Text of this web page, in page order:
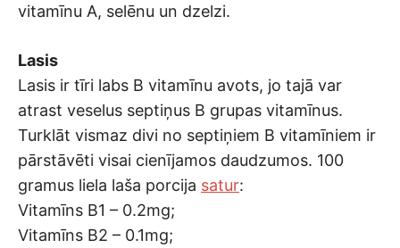
vitamīnu A, selēnu un dzelzi.
Lasis
Lasis ir tīri labs B vitamīnu avots, jo tajā var
atrast veselus septiņus B grupas vitamīnus.
Turklāt vismaz divi no septiņiem B vitamīniem ir
pārstāvēti visai cienījamos daudzumos. 100
gramus liela laša porcija satur:
Vitamīns B1 – 0.2mg;
Vitamīns B2 – 0.1mg;